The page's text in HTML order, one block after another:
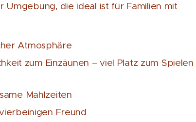
Umgebung, die ideal ist für Familien mit
Atmosphäre
zum Einzäunen – viel Platz zum Spielen
Mahlzeiten
Freund